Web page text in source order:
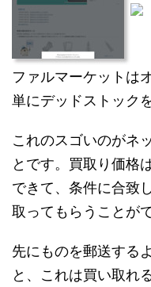
ファルマーケットは
単にデッドストック
これのスゴいのがネ
とです。買取り価格
できて、条件に合致
取ってもらうことが
先にものを郵送する
と、これは買い取れ